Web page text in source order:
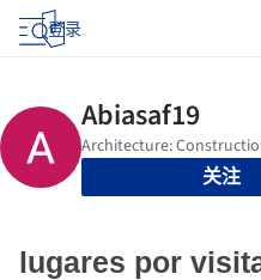
登录
关注
lugares por